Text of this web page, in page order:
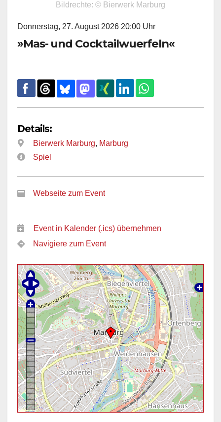
Bildrechte: © Bierwerk Marburg
Donnerstag, 27. August 2026 20:00 Uhr
»Mas- und Cocktailwuerfeln«
Details:
Bierwerk Marburg, Marburg
Spiel
Webseite zum Event
Event in Kalender (.ics) übernehmen
Navigiere zum Event